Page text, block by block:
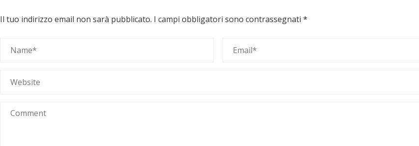
Il tuo indirizzo email non sarà pubblicato. I campi obbligatori sono contrassegnati *